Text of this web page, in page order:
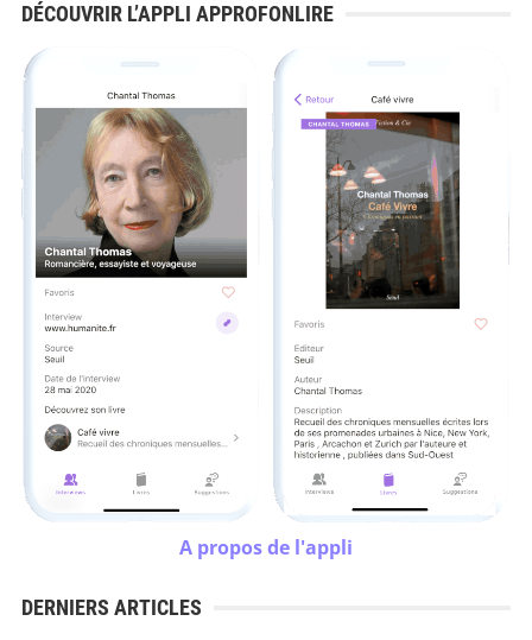
DÉCOUVRIR L’APPLI APPROFONLIRE
A propos de l'appli
DERNIERS ARTICLES